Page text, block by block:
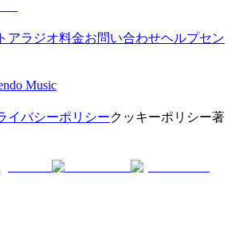
アラジオ料金お問い合わせヘルプセン
Music
イバシーポリシークッキーポリシー著